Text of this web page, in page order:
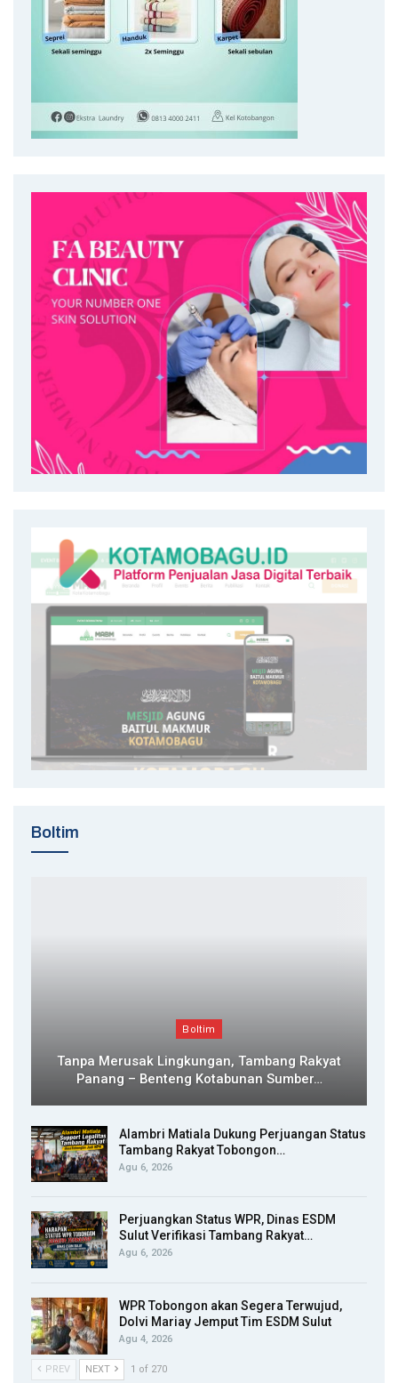
Boltim
Boltim
Tanpa Merusak Lingkungan, Tambang Rakyat
Panang – Benteng Kotabunan Sumber…
Alambri Matiala Dukung Perjuangan Status
Tambang Rakyat Tobongon…
Agu 6, 2026
Perjuangkan Status WPR, Dinas ESDM
Sulut Verifikasi Tambang Rakyat…
Agu 6, 2026
WPR Tobongon akan Segera Terwujud,
Dolvi Mariay Jemput Tim ESDM Sulut
Agu 4, 2026
PREV NEXT 1 of 270